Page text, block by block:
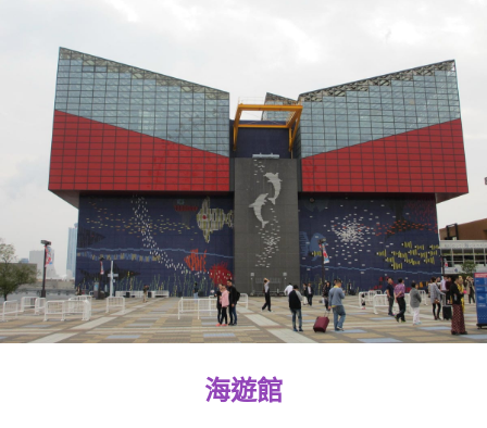
海遊館